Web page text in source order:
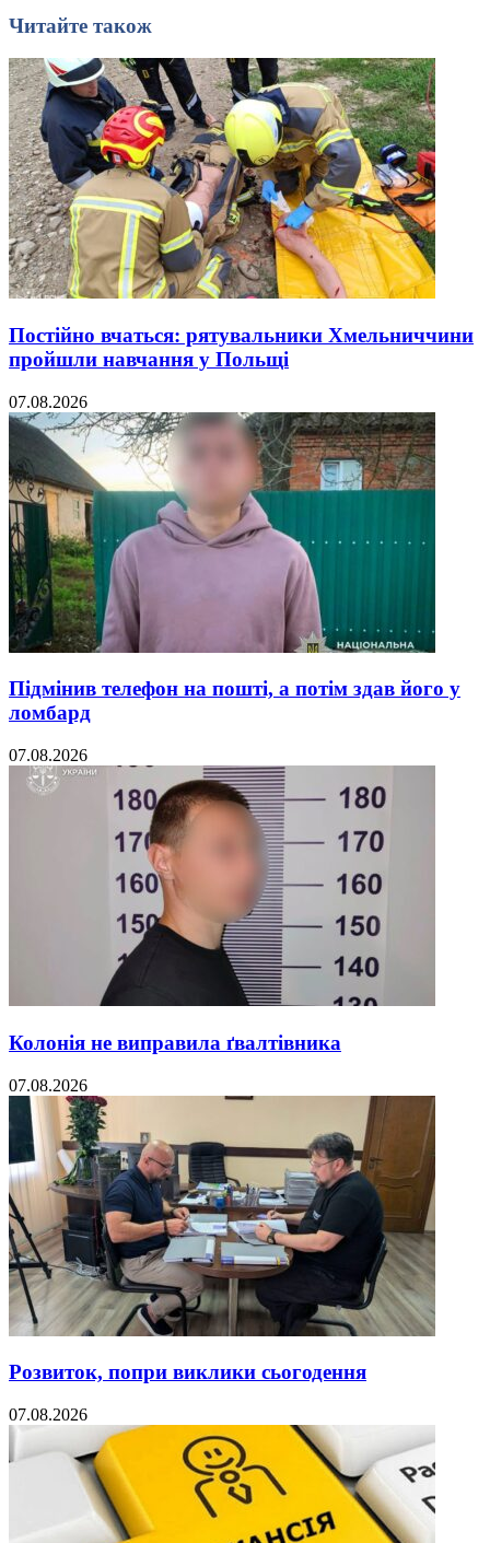
Читайте також
Постійно вчаться: рятувальники Хмельниччини
пройшли навчання у Польщі
07.08.2026
Підмінив телефон на пошті, а потім здав його у
ломбард
07.08.2026
Колонія не виправила ґвалтівника
07.08.2026
Розвиток, попри виклики сьогодення
07.08.2026